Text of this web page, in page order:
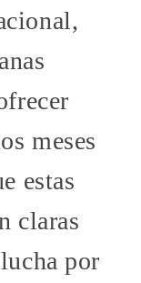
meses
estas
claras
por